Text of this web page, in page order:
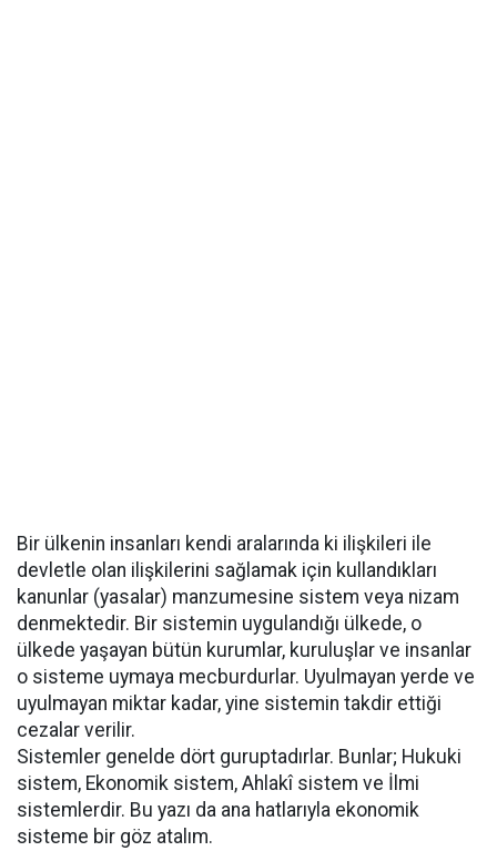
Bir ülkenin insanları kendi aralarında ki ilişkileri ile
devletle olan ilişkilerini sağlamak için kullandıkları
kanunlar (yasalar) manzumesine sistem veya nizam
denmektedir. Bir sistemin uygulandığı ülkede, o
ülkede yaşayan bütün kurumlar, kuruluşlar ve insanlar
o sisteme uymaya mecburdurlar. Uyulmayan yerde ve
uyulmayan miktar kadar, yine sistemin takdir ettiği
cezalar verilir.
Sistemler genelde dört guruptadırlar. Bunlar; Hukuki
sistem, Ekonomik sistem, Ahlakî sistem ve İlmi
sistemlerdir. Bu yazı da ana hatlarıyla ekonomik
sisteme bir göz atalım.